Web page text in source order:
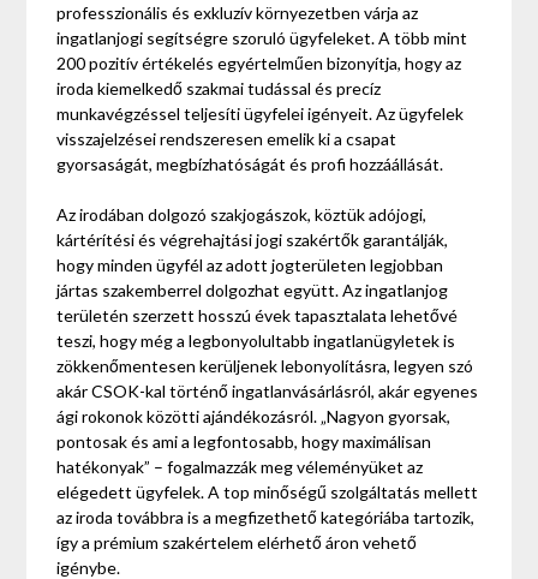
professzionális és exkluzív környezetben várja az
ingatlanjogi segítségre szoruló ügyfeleket. A több mint
200 pozitív értékelés egyértelműen bizonyítja, hogy az
iroda kiemelkedő szakmai tudással és precíz
munkavégzéssel teljesíti ügyfelei igényeit. Az ügyfelek
visszajelzései rendszeresen emelik ki a csapat
gyorsaságát, megbízhatóságát és profi hozzáállását.
Az irodában dolgozó szakjogászok, köztük adójogi,
kártérítési és végrehajtási jogi szakértők garantálják,
hogy minden ügyfél az adott jogterületen legjobban
jártas szakemberrel dolgozhat együtt. Az ingatlanjog
területén szerzett hosszú évek tapasztalata lehetővé
teszi, hogy még a legbonyolultabb ingatlanügyletek is
zökkenőmentesen kerüljenek lebonyolításra, legyen szó
akár CSOK-kal történő ingatlanvásárlásról, akár egyenes
ági rokonok közötti ajándékozásról. „Nagyon gyorsak,
pontosak és ami a legfontosabb, hogy maximálisan
hatékonyak” – fogalmazzák meg véleményüket az
elégedett ügyfelek. A top minőségű szolgáltatás mellett
az iroda továbbra is a megfizethető kategóriába tartozik,
így a prémium szakértelem elérhető áron vehető
igénybe.